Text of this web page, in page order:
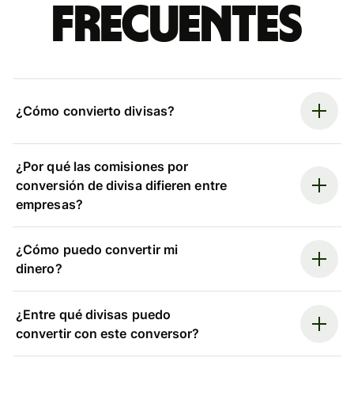
frecuentes
¿Cómo convierto divisas?
¿Por qué las comisiones por
conversión de divisa difieren entre
empresas?
¿Cómo puedo convertir mi
dinero?
¿Entre qué divisas puedo
convertir con este conversor?